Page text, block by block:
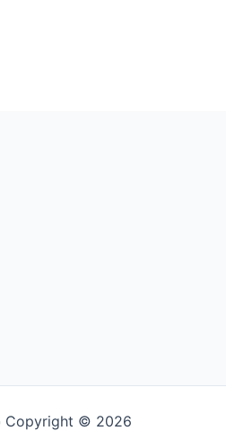
Copyright © 2026 شركة الكفاءه كلين | Powered by